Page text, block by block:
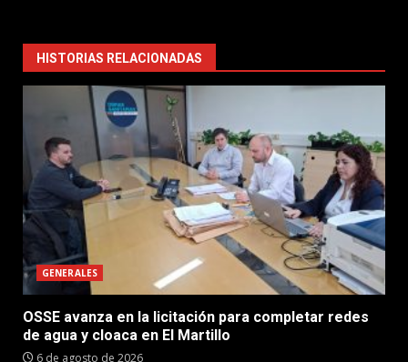
HISTORIAS RELACIONADAS
GENERALES
OSSE avanza en la licitación para completar redes
de agua y cloaca en El Martillo
6 de agosto de 2026